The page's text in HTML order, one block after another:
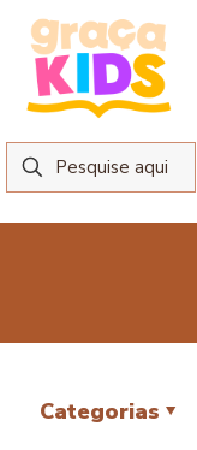
Categorias